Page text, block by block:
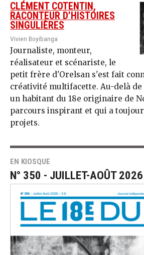
CLÉMENT COTENTIN,
RACONTEUR D’HISTOIRES
SINGULIÈRES
Vivien Boyibanga
Journaliste, monteur,
réalisateur et scénariste, le
petit frère d'Orelsan s'est fait
créativité multifacette. Au-delà de
un habitant du 18e originaire de
parcours inspirant et qui a
projets.
EN KIOSQUE
N° 350 - JUILLET-AOÛT 2026